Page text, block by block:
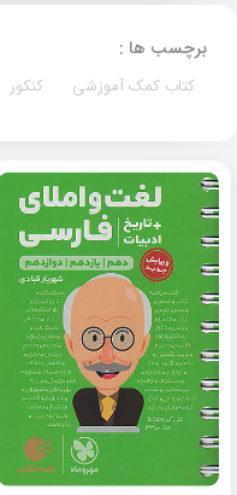
برچسب ها :
کتاب کمک آموزشی کنکور